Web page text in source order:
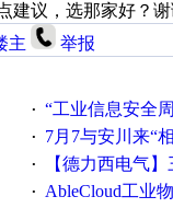
建议，选那家好？
主 举报
· “工业信息安全周之我见”
· 7月7与安川来“
· 【德力西电气】三
· AbleCloud工业物联